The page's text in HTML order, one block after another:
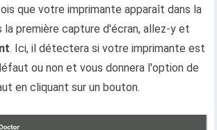
que votre imprimante apparaît dans la
la première capture d'écran, allez-y et
. Ici, il détectera si votre imprimante est
ou non et vous donnera l'option de
en cliquant sur un bouton.